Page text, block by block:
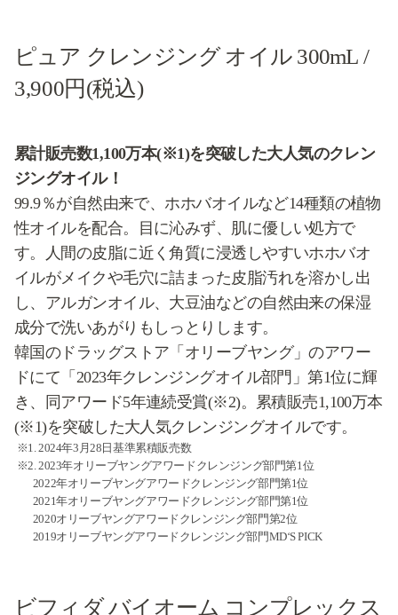
ピュア クレンジング オイル 300mL /
3,900円(税込)
累計販売数1,100万本(※1)を突破した大人気のクレン
ジングオイル！
99.9％が自然由来で、ホホバオイルなど14種類の植物
性オイルを配合。目に沁みず、肌に優しい処方で
す。人間の皮脂に近く角質に浸透しやすいホホバオ
イルがメイクや毛穴に詰まった皮脂汚れを溶かし出
し、アルガンオイル、大豆油などの自然由来の保湿
成分で洗いあがりもしっとりします。
韓国のドラッグストア「オリーブヤング」のアワー
ドにて「2023年クレンジングオイル部門」第1位に輝
き、同アワード5年連続受賞(※2)。累積販売1,100万本
(※1)を突破した大人気クレンジングオイルです。
※1. 2024年3月28日基準累積販売数
※2. 2023年オリーブヤングアワードクレンジング部門第1位
2022年オリーブヤングアワードクレンジング部門第1位
2021年オリーブヤングアワードクレンジング部門第1位
2020オリーブヤングアワードクレンジング部門第2位
2019オリーブヤングアワードクレンジング部門MD‘S PICK
ビフィダ バイオーム コンプレックス